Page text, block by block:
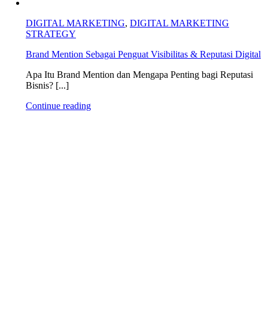
DIGITAL MARKETING, DIGITAL MARKETING
STRATEGY
Brand Mention Sebagai Penguat Visibilitas & Reputasi Digital
Apa Itu Brand Mention dan Mengapa Penting bagi Reputasi
Bisnis? [...]
Continue reading